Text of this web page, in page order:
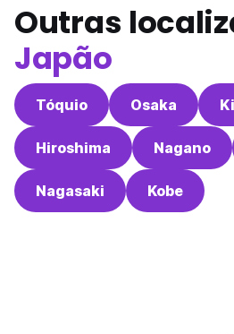
Outras
Japão
Tóquio Osaka
Hiroshima Nagano
Nagasaki Kobe